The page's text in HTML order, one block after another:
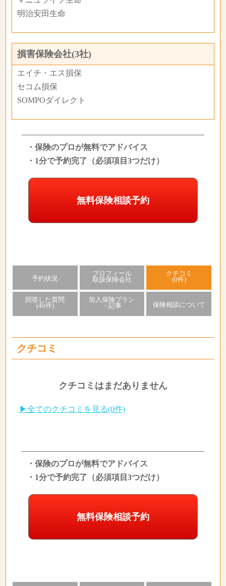
明治安田生命
損害保険会社(3社)
エイチ・エス損保
セコム損保
SOMPOダイレクト
・保険のプロが無料でアドバイス
・1分で予約完了（必須項目3つだけ）
無料保険相談予約
予約状況
プロフィール
取扱保険会社
クチコミ
(0件)
回答した質問
(40件)
加入保険プラン
・記事
保険相談について
クチコミ
クチコミはまだありません
▶全てのクチコミを見る(0件)
・保険のプロが無料でアドバイス
・1分で予約完了（必須項目3つだけ）
無料保険相談予約